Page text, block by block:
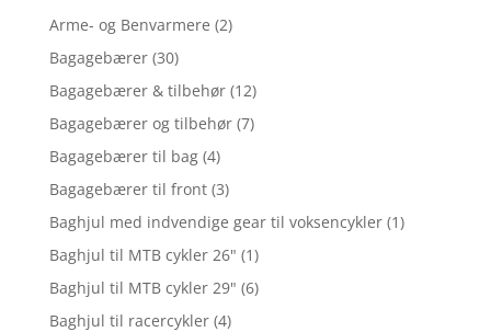
Arme- og Benvarmere (2)
Bagagebærer (30)
Bagagebærer & tilbehør (12)
Bagagebærer og tilbehør (7)
Bagagebærer til bag (4)
Bagagebærer til front (3)
Baghjul med indvendige gear til voksencykler (1)
Baghjul til MTB cykler 26" (1)
Baghjul til MTB cykler 29" (6)
Baghjul til racercykler (4)